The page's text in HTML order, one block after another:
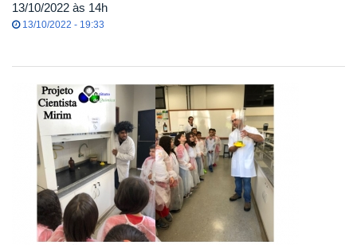
13/10/2022 às 14h
13/10/2022 - 19:33